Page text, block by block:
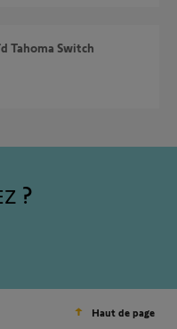
Haut de page